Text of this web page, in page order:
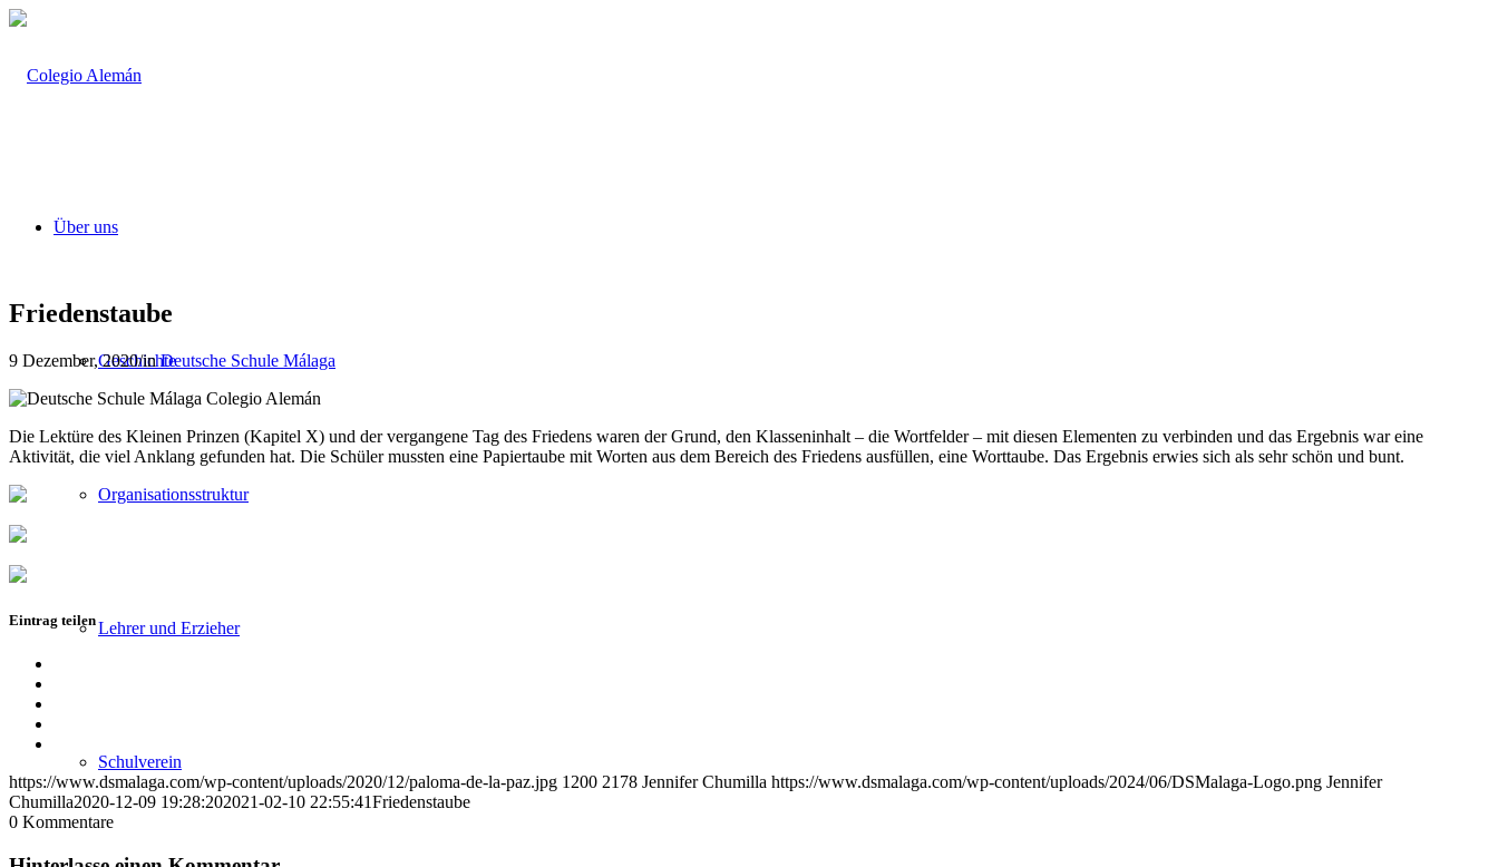
Über uns
Geschichte
Organisationsstruktur
Lehrer und Erzieher
Schulverein
Friedenstaube
9 Dezember, 2020/inDeutsche Schule Málaga
Die Lektüre des Kleinen Prinzen (Kapitel X) und der vergangene Tag des Friedens waren der Grund, den Klasseninhalt – die Wortfelder – mit diesen Elementen zu verbinden und das Ergebnis war eine
Aktivität, die viel Anklang gefunden hat. Die Schüler mussten eine Papiertaube mit Worten aus dem Bereich des Friedens ausfüllen, eine Worttaube. Das Ergebnis erwies sich als sehr schön und bunt.
Eintrag teilen
LinkedIn
Mail
teilen
https://www.dsmalaga.com/wp-content/uploads/2020/12/paloma-de-la-paz.jpg 1200 2178 Jennifer Chumilla https://www.dsmalaga.com/wp-content/uploads/2024/06/DSMalaga-Logo.png Jennifer
Chumilla2020-12-09 19:28:202021-02-10 22:55:41Friedenstaube
0 Kommentare